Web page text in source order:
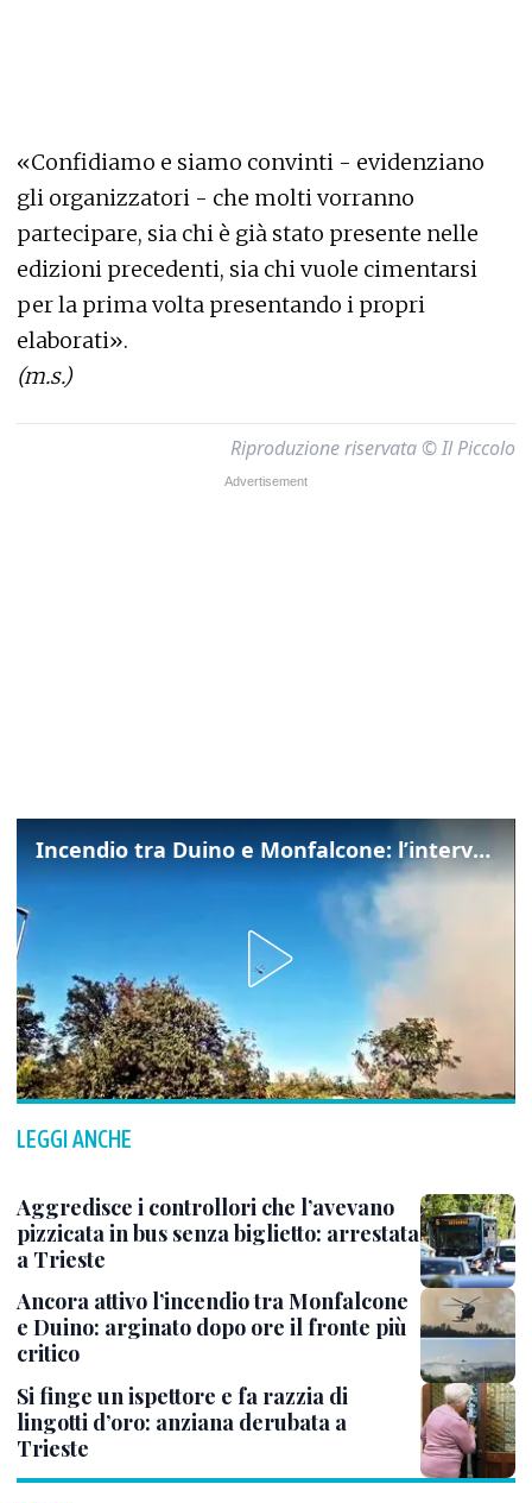
«Confidiamo e siamo convinti - evidenziano
gli organizzatori - che molti vorranno
partecipare, sia chi è già stato presente nelle
edizioni precedenti, sia chi vuole cimentarsi
per la prima volta presentando i propri
elaborati».
(m.s.)
Riproduzione riservata © Il Piccolo
Incendio tra Duino e Monfalcone: l’intervento dei vigili del fuoco
LEGGI ANCHE
Aggredisce i controllori che l’avevano
pizzicata in bus senza biglietto: arrestata
a Trieste
Ancora attivo l’incendio tra Monfalcone
e Duino: arginato dopo ore il fronte più
critico
Si finge un ispettore e fa razzia di
lingotti d’oro: anziana derubata a
Trieste